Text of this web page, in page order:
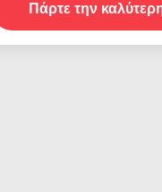
πάχος
Πάρτε την